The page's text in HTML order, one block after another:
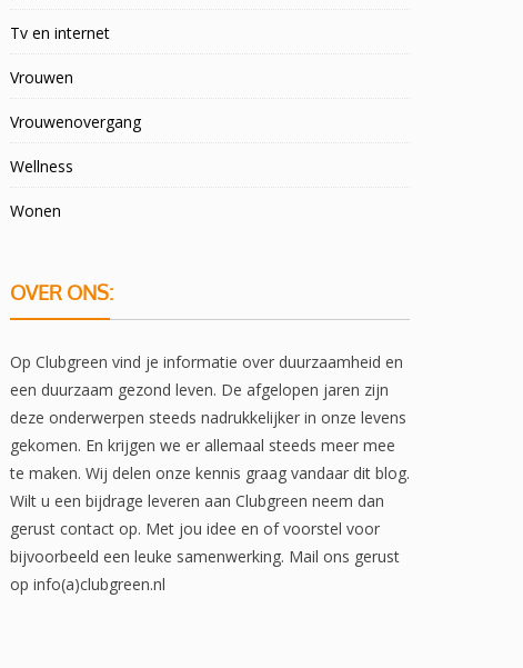
Tv en internet
Vrouwen
Vrouwenovergang
Wellness
Wonen
OVER ONS:
Op Clubgreen vind je informatie over duurzaamheid en
een duurzaam gezond leven. De afgelopen jaren zijn
deze onderwerpen steeds nadrukkelijker in onze levens
gekomen. En krijgen we er allemaal steeds meer mee
te maken. Wij delen onze kennis graag vandaar dit blog.
Wilt u een bijdrage leveren aan Clubgreen neem dan
gerust contact op. Met jou idee en of voorstel voor
bijvoorbeeld een leuke samenwerking. Mail ons gerust
op info(a)clubgreen.nl